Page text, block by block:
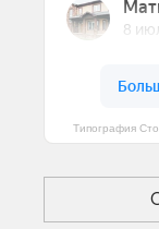
Типография